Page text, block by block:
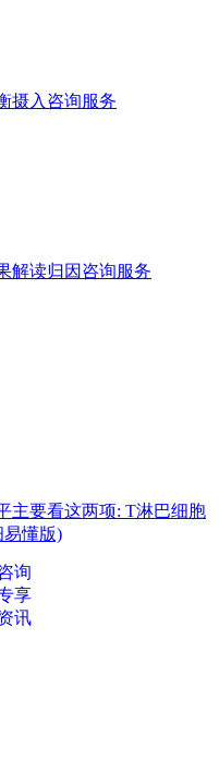
摄入咨询服务
解读归因咨询服务
主要看这两项: T淋巴细胞
易懂版)
询
享
讯